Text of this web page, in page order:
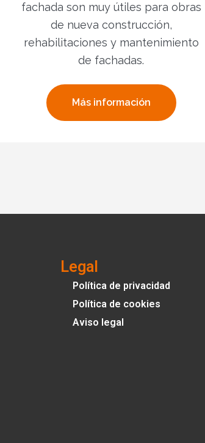
fachada son muy útiles para obras
de nueva construcción,
rehabilitaciones y mantenimiento
de fachadas.
Más información
Legal
Política de privacidad
Política de cookies
Aviso legal